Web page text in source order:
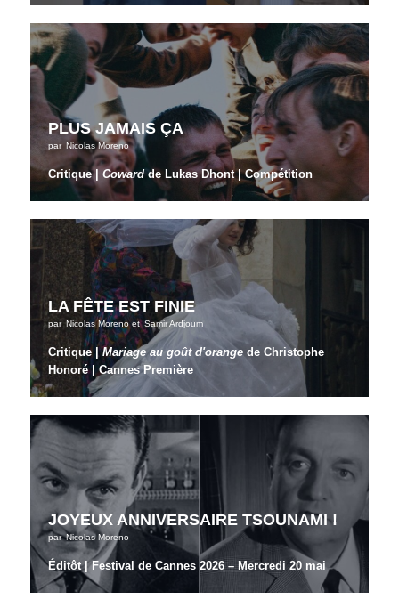
PLUS JAMAIS ÇA
par Nicolas Moreno
Critique |Cowardde Lukas Dhont | Compétition
LA FÊTE EST FINIE
par Nicolas Morenoet Samir Ardjoum
Critique |Mariage au goût d'orange de Christophe
Honoré | Cannes Première
JOYEUX ANNIVERSAIRE TSOUNAMI !
par Nicolas Moreno
Éditôt | Festival de Cannes 2026 – Mercredi 20 mai